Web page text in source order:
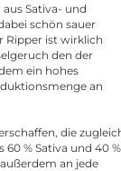
Sativa- und
schön sauer
Ripper ist wirklich
den der
ein hohes
an
die
% Sativa und 40 %
an jede